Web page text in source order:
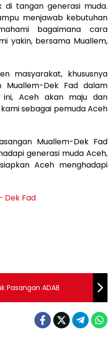
tangan generasi muda.
menjawab kebutuhan
bagaimana cara
yakin, bersama Muallem,
masyarakat, khususnya
Muallem-Dek Fad dalam
ini, Aceh akan maju dan
sebagai pemuda Aceh
Muallem-Dek Fad
generasi muda Aceh,
Aceh menghadapi
Dek Fad
Pasangan ADAB